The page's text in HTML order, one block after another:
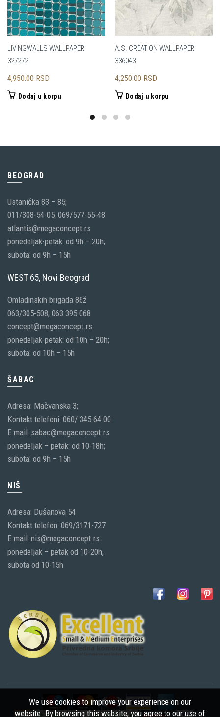
LIVINGWALLS WALLPAPER
327272
4,950.00 RSD
Dodaj u korpu
A.S. CRÉATION WALLPAPER
336043
4,250.00 RSD
Dodaj u korpu
BEOGRAD
Ustanička 83 – 85;
011/308-54-05, 069/577-55-48
atlantis@megaconcept.rs
ponedeljak-petak: od 9h – 20h;
subota: od 9h – 15h
WEST 65, Novi Beograd
Omladinskih brigada 86ž
063/305-508, 063 395 068
concept@megaconcept.rs
ponedeljak-petak: od 10h – 20h;
subota: od 10h – 15h
ŠABAC
Adresa: Mačvanska 3;
Kontakt telefoni: 060/ 345 64 00
E mail: sabac@megaconcept.rs
ponedeljak – petak: od 10-18h;
subota: od 9h – 15h
NIŠ
Adresa: Dušanova 54
Kontakt telefon: 069/3171-727
E mail: nis@megaconcept.rs
ponedeljak – petak od 10-20h,
subota od 10-15h
We use cookies to improve your experience on our
website. By browsing this website, you agree to our use of